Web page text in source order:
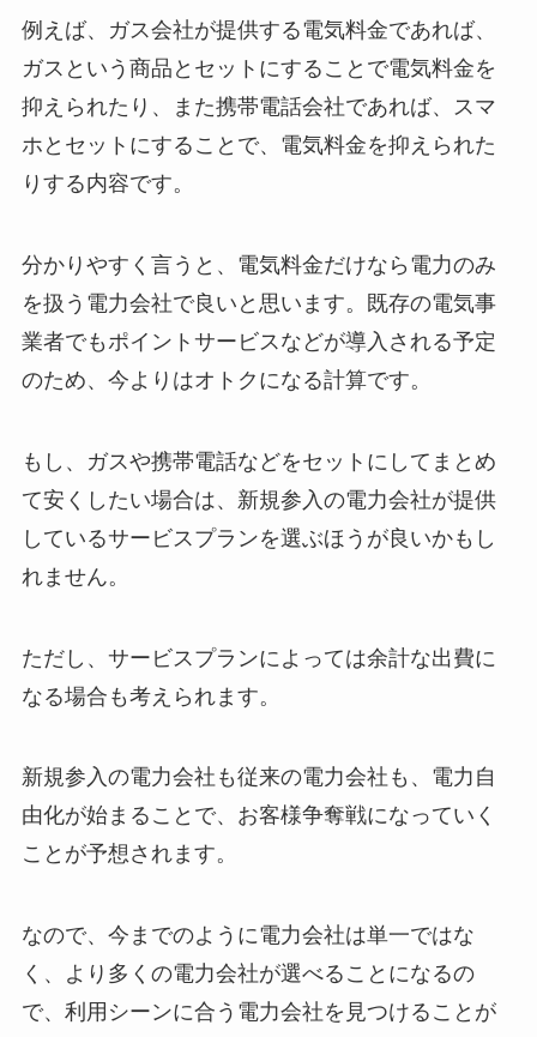
例えば、ガス会社が提供する電気料金であれば、
ガスという商品とセットにすることで電気料金を
抑えられたり、また携帯電話会社であれば、スマ
ホとセットにすることで、電気料金を抑えられた
りする内容です。
分かりやすく言うと、電気料金だけなら電力のみ
を扱う電力会社で良いと思います。既存の電気事
業者でもポイントサービスなどが導入される予定
のため、 今よりはオトクになる計算です。
もし、ガスや携帯電話などをセットにしてまとめ
て安くしたい場合は、新規参入の電力会社が提供
しているサービスプランを選ぶほうが良いかもし
れません。
ただし、サービスプランによっては余計な出費に
なる場合も考えられます。
新規参入の電力会社も従来の電力会社も、 電力自
由化が始まることで、お客様争奪戦になっていく
ことが予想されます。
なので、今までのように電力会社は単一ではな
く、より多くの電力会社が選べることになるの
で、利用シーンに合う電力会社を見つけることが